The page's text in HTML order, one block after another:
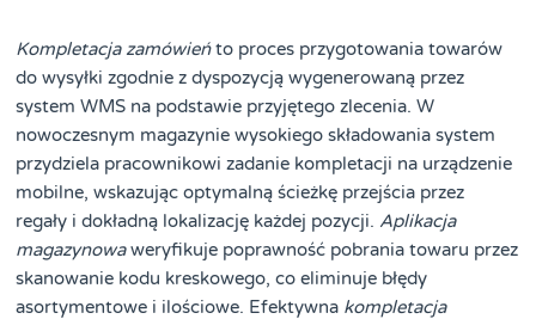
Kompletacja zamówieńto proces przygotowania towarów
do wysyłki zgodnie z dyspozycją wygenerowaną przez
system WMS na podstawie przyjętego zlecenia. W
nowoczesnym magazynie wysokiego składowania system
przydziela pracownikowi zadanie kompletacji na urządzenie
mobilne, wskazując optymalną ścieżkę przejścia przez
regały i dokładną lokalizację każdej pozycji. Aplikacja
magazynowaweryfikuje poprawność pobrania towaru przez
skanowanie kodu kreskowego, co eliminuje błędy
asortymentowe i ilościowe. Efektywna kompletacja